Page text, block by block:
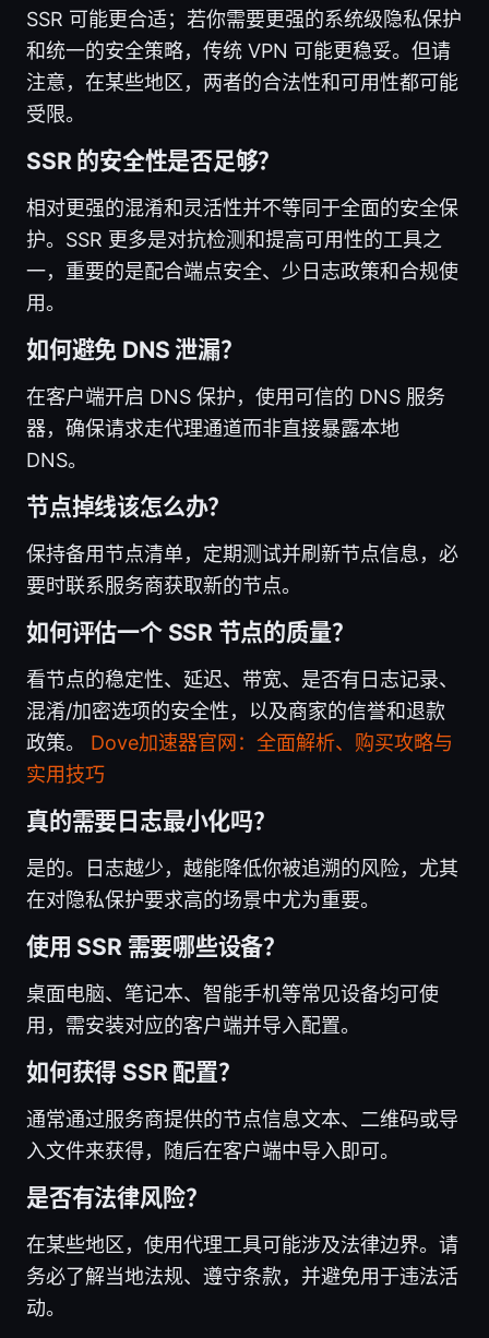
SSR 可能更合适；若你需要更强的系统级隐私保护
和统一的安全策略，传统 VPN 可能更稳妥。但请
注意，在某些地区，两者的合法性和可用性都可能
受限。
SSR 的安全性是否足够？
相对更强的混淆和灵活性并不等同于全面的安全保
护。SSR 更多是对抗检测和提高可用性的工具之
一，重要的是配合端点安全、少日志政策和合规使
用。
如何避免 DNS 泄漏？
在客户端开启 DNS 保护，使用可信的 DNS 服务
器，确保请求走代理通道而非直接暴露本地
DNS。
节点掉线该怎么办？
保持备用节点清单，定期测试并刷新节点信息，必
要时联系服务商获取新的节点。
如何评估一个 SSR 节点的质量？
看节点的稳定性、延迟、带宽、是否有日志记录、
混淆/加密选项的安全性，以及商家的信誉和退款
政策。 Dove加速器官网：全面解析、购买攻略与
实用技巧
真的需要日志最小化吗？
是的。日志越少，越能降低你被追溯的风险，尤其
在对隐私保护要求高的场景中尤为重要。
使用 SSR 需要哪些设备？
桌面电脑、笔记本、智能手机等常见设备均可使
用，需安装对应的客户端并导入配置。
如何获得 SSR 配置？
通常通过服务商提供的节点信息文本、二维码或导
入文件来获得，随后在客户端中导入即可。
是否有法律风险？
在某些地区，使用代理工具可能涉及法律边界。请
务必了解当地法规、遵守条款，并避免用于违法活
动。